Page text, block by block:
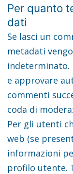
Per quanto
dati
Se lasci un
metadati
indeterminato.
e approvare
commenti
coda di
Per gli utenti
web (se
informazioni
profilo utente.